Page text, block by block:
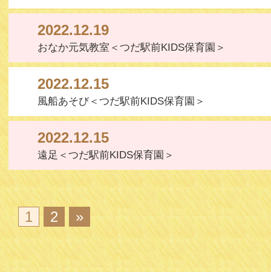
2022.12.19
おなか元気教室＜つだ駅前KIDS保育園＞
2022.12.15
風船あそび＜つだ駅前KIDS保育園＞
2022.12.15
遠足＜つだ駅前KIDS保育園＞
1 2 »